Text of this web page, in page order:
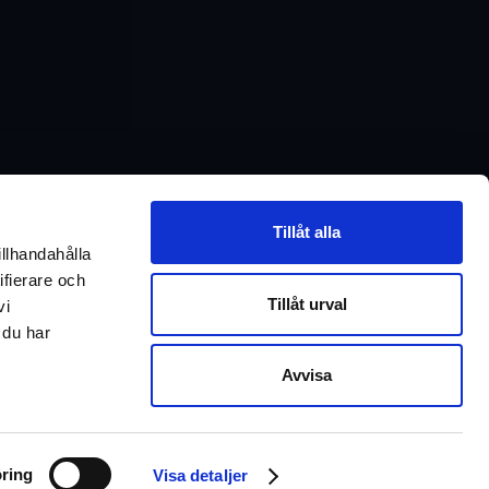
och
har
Visa detaljer
Tillåt alla
Tillåt urval
Avvisa
eller hur vi på Inrego arbetar?
vi kan hjälpa er!